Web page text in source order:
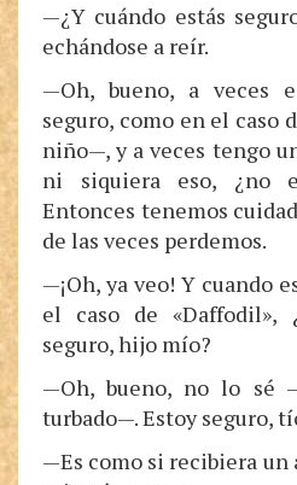
—¿Y cuándo estás
echándose a reír.
—Oh, bueno, a veces
seguro, como en el caso
niño—, y a veces tengo
ni siquiera eso, ¿no
Entonces tenemos
de las veces perdemos.
—¡Oh, ya veo! Y cuando
el caso de «Daffodil»,
seguro, hijo mío?
—Oh, bueno, no lo sé
turbado—. Estoy seguro,
—Es como si recibiera